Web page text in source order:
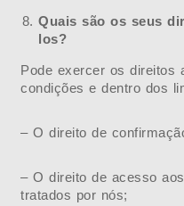
Quais são os seus
los?
Pode exercer os direitos
condições e dentro dos
– O direito de
– O direito de acesso
tratados por nós;